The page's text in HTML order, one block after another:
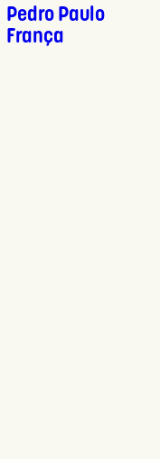
Pedro Paulo
França